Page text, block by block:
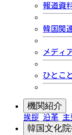
報道資
韓国関
メディ
ひとこ
機関紹介
挨拶 沿革 主
韓国文化